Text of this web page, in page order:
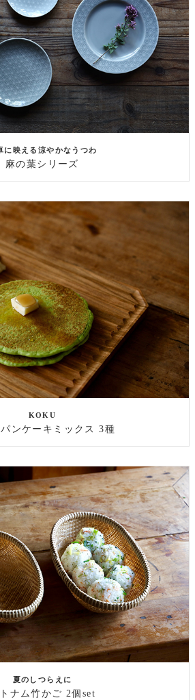
に映える涼やかなうつわ
麻の葉シリーズ
KOKU
ンケーキミックス 3種
夏のしつらえに
ナム竹かご 2個set